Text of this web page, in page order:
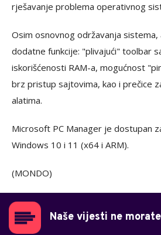
rješavanje problema operativnog
Osim osnovnog održavanja sistema,
dodatne funkcije: "plivajući" toolbar
iskorišćenosti RAM-a, mogućnost
brz pristup sajtovima, kao i prečice
alatima.
Microsoft PC Manager je dostupan
Windows 10 i 11 (x64 i ARM).
(MONDO)
Naše vijesti ne